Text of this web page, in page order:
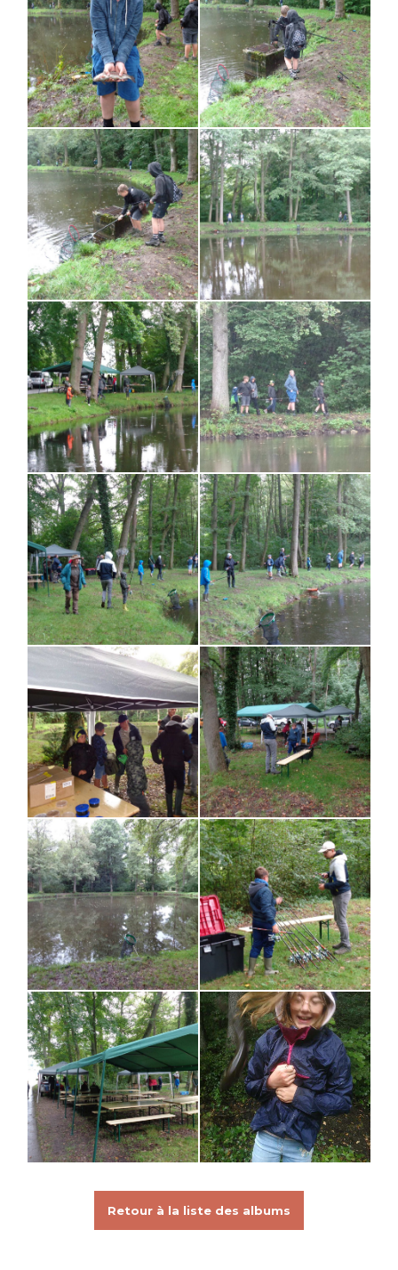
Retour à la liste des albums